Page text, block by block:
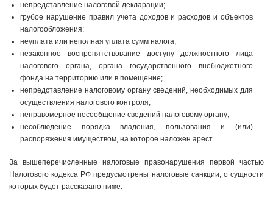
непредставление налоговой декларации;
грубое нарушение правил учета доходов и расходов и объектов
налогообложения;
неуплата или неполная уплата сумм налога;
незаконное воспрепятствование доступу должностного лица
налогового органа, органа государственного внебюджетного
фонда на территорию или в помещение;
непредставление налоговому органу сведений, необходимых для
осуществления налогового контроля;
неправомерное несообщение сведений налоговому органу;
несоблюдение порядка владения, пользования и (или)
распоряжения имуществом, на которое наложен арест.
За вышеперечисленные налоговые правонарушения первой частью
Налогового кодекса РФ предусмотрены налоговые санкции, о сущности
которых будет рассказано ниже.